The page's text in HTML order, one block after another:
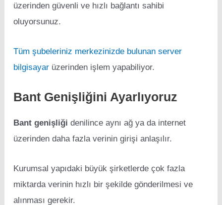
üzerinden güvenli ve hızlı bağlantı sahibi
oluyorsunuz.
Tüm şubeleriniz merkezinizde bulunan server
bilgisayarüzerinden işlem yapabiliyor.
Bant Genişliğini Ayarlıyoruz
Bant genişliği denilince aynı ağ ya da internet
üzerinden daha fazla verinin girişi anlaşılır.
Kurumsal yapıdaki büyük şirketlerde çok fazla
miktarda verinin hızlı bir şekilde gönderilmesi ve
alınması gerekir.